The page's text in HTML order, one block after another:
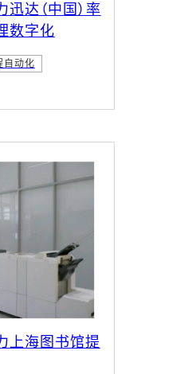
达（中国）率
数字化
自动化
上海图书馆提